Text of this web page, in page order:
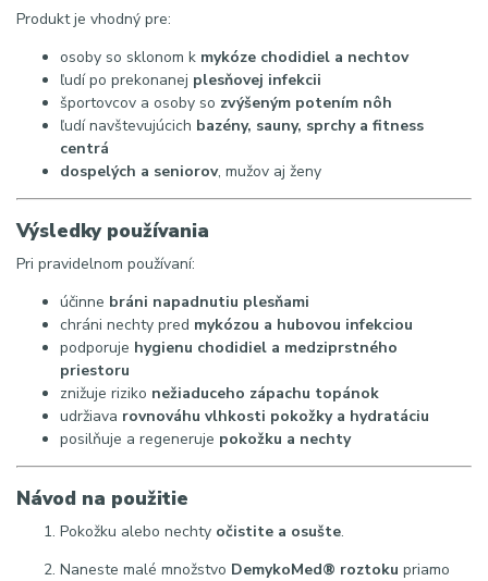
Produkt je vhodný pre:
osoby so sklonom k mykóze chodidiel a nechtov
ľudí po prekonanej plesňovej infekcii
športovcov a osoby so zvýšeným potením nôh
ľudí navštevujúcich bazény, sauny, sprchy a fitness
centrá
dospelých a seniorov, mužov aj ženy
Výsledky používania
Pri pravidelnom používaní:
účinne bráni napadnutiu plesňami
chráni nechty pred mykózou a hubovou infekciou
podporuje hygienu chodidiel a medziprstného
priestoru
znižuje riziko nežiaduceho zápachu topánok
udržiava rovnováhu vlhkosti pokožky a hydratáciu
posilňuje a regeneruje pokožku a nechty
Návod na použitie
Pokožku alebo nechty očistite a osušte.
Naneste malé množstvo DemykoMed® roztoku priamo